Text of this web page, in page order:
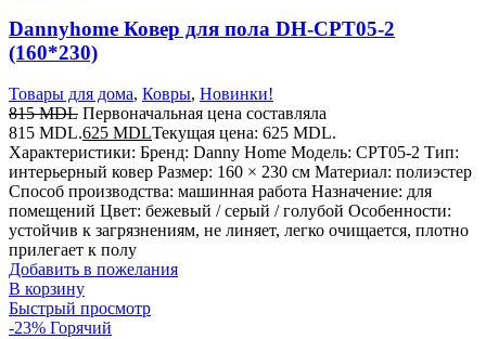
Dannyhome Ковер для пола DH-CPT05-2
(160*230)
Товары для дома, Ковры, Новинки!
815MDL Первоначальная цена составляла
815 MDL.625 MDLТекущая цена: 625 MDL.
Характеристики: Бренд: Danny Home Модель: CPT05-2 Тип:
интерьерный ковер Размер: 160 × 230 см Материал: полиэстер
Способ производства: машинная работа Назначение: для
помещений Цвет: бежевый / серый / голубой Особенности:
устойчив к загрязнениям, не линяет, легко очищается, плотно
прилегает к полу
Добавить в пожелания
В корзину
Быстрый просмотр
-23% Горячий